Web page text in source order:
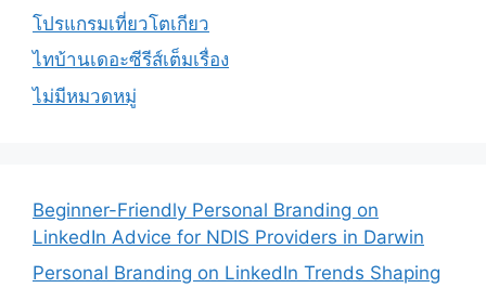
โปรแกรมเที่ยวโตเกียว
ไทบ้านเดอะซีรีส์เต็มเรื่อง
ไม่มีหมวดหมู่
Beginner-Friendly Personal Branding on
LinkedIn Advice for NDIS Providers in Darwin
Personal Branding on LinkedIn Trends Shaping